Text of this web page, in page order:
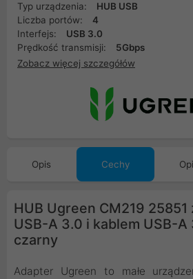
Typ urządzenia:
HUB USB
Liczba portów:
4
Interfejs:
USB 3.0
Prędkość transmisji:
5Gbps
Zobacz więcej szczegółów
Opis Cechy
HUB Ugreen CM219
USB-A 3.0 i kablem USB-A
czarny
Adapter Ugreen to małe